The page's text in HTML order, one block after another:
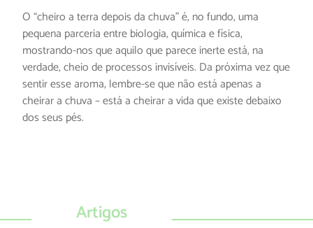
O “cheiro a terra depois da chuva” é, no fundo, uma
pequena parceria entre biologia, química e física,
mostrando-nos que aquilo que parece inerte está, na
verdade, cheio de processos invisíveis. Da próxima vez que
sentir esse aroma, lembre-se que não está apenas a
cheirar a chuva – está a cheirar a vida que existe debaixo
dos seus pés.
Artigos